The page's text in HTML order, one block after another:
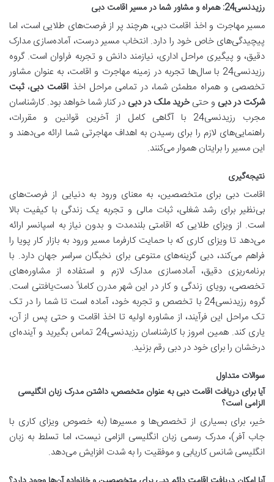
رزیدنسی24: همراه و مشاور شما در مسیر اقامت دبی
مسیر مهاجرت و اخذ اقامت دبی، هرچند پر از فرصت‌های طلایی است، اما
پیچیدگی‌های خاص خود را دارد. انتخاب مسیر درست، آماده‌سازی مدارک
دقیق، و پیگیری مراحل اداری، نیازمند دانش و تجربه فراوان است. گروه
رزیدنسی24 با سال‌ها تجربه در زمینه مهاجرت و اقامت، به عنوان مشاور
تخصصی و همراه مطمئن شما، در تمامی مراحل اخذ اقامت دبی،ثبت
شرکت در دبی و حتیخرید ملک در دبی در کنار شما خواهد بود. کارشناسان
مجرب رزیدنسی24 با آگاهی کامل از آخرین قوانین و مقررات،
راهنمایی‌های لازم را برای رسیدن به اهداف مهاجرتی شما ارائه می‌دهند و
این مسیر را برایتان هموار می‌کنند.
نتیجه‌گیری
اقامت دبی برای متخصصین، به معنای ورود به دنیایی از فرصت‌های
بی‌نظیر برای رشد شغلی، ثبات مالی و تجربه یک زندگی با کیفیت بالا
است. از ویزای طلایی که اقامتی بلندمدت و بدون نیاز به اسپانسر ارائه
می‌دهد تا ویزای کاری که با حمایت کارفرما مسیر ورود به بازار کار پویا را
فراهم می‌کند، دبی گزینه‌های متنوعی برای نخبگان سراسر جهان دارد. با
برنامه‌ریزی دقیق، آماده‌سازی مدارک لازم و استفاده از مشاوره‌های
تخصصی، رویای زندگی و کار در این شهر مدرن کاملاً دست‌یافتنی است.
گروه رزیدنسی24 با تخصص و تجربه خود، آماده است تا شما را در تک
تک مراحل این فرآیند، از مشاوره اولیه تا اخذ اقامت و حتی پس از آن،
یاری کند. همین امروز با کارشناسان رزیدنسی24 تماس بگیرید و آینده‌ای
درخشان را برای خود در دبی رقم بزنید.
سوالات متداول
آیا برای دریافت اقامت دبی به عنوان متخصص، داشتن مدرک زبان انگلیسی
الزامی است؟
خیر، برای بسیاری از تخصص‌ها و مسیرها (به خصوص ویزای کاری با
جاب آفر)، مدرک رسمی زبان انگلیسی الزامی نیست، اما تسلط به زبان
انگلیسی شانس کاریابی و موفقیت را به شدت افزایش می‌دهد.